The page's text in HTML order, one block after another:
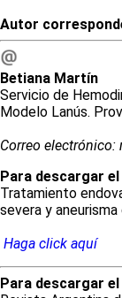
Autor
Betiana Martín
Servicio de
Modelo Lanús.
Correo
Para descargar
Tratamiento
severa y
Haga click aquí
Para descargar